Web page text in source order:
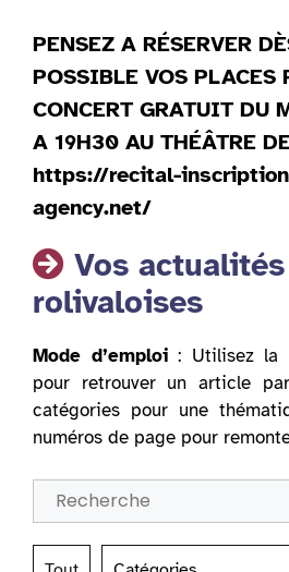
PENSEZ A RÉSERVER
POSSIBLE VOS PLACES
CONCERT GRATUIT DU
A 19H30 AU THÉÂTRE
https://recital-
agency.net/
Vos actualités
rolivaloises
Mode d’emploi: Utilisez la
pour retrouver un article
catégories pour une
numéros de page pour